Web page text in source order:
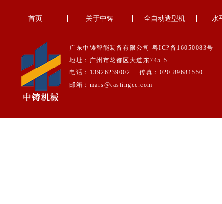
首页 关于中铸 全自动造型机 水
广东中铸智能装备有限公司 粤ICP备16050083号
地址：广州市花都区大道东745-5
电话：13926239002 传真：020-89681550
邮箱：mars@castingcc.com